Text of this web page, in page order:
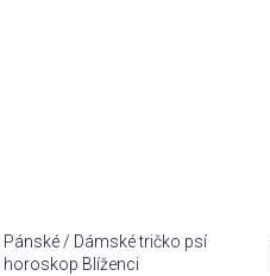
Pánské / Dámské tričko psí
horoskop Blíženci